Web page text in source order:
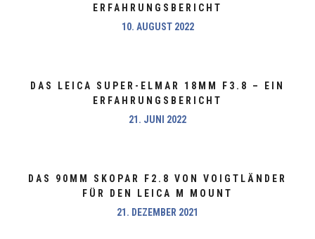
ERFAHRUNGSBERICHT
10. AUGUST 2022
DAS LEICA SUPER-ELMAR 18MM F3.8 – EIN
ERFAHRUNGSBERICHT
21. JUNI 2022
DAS 90MM SKOPAR F2.8 VON VOIGTLÄNDER
FÜR DEN LEICA M MOUNT
21. DEZEMBER 2021